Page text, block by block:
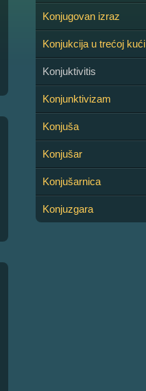
Konjugovan izraz
Konjukcija u trećoj kući
Konjuktivitis
Konjunktivizam
Konjuša
Konjušar
Konjušarnica
Konjuzgara